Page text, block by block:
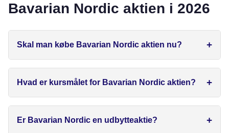
Bavarian Nordic aktien i 2026
Skal man købe Bavarian Nordic aktien nu?
Hvad er kursmålet for Bavarian Nordic aktien?
Er Bavarian Nordic en udbytteaktie?